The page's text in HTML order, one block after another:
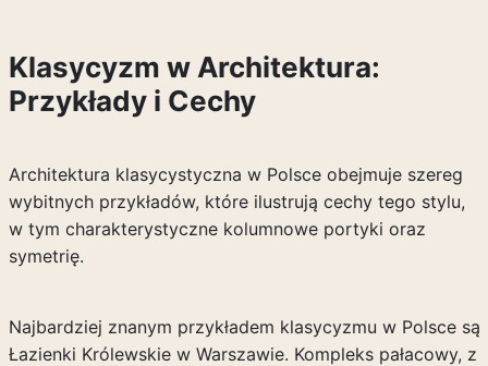
Klasycyzm w Architektura:
Przykłady i Cechy
Architektura klasycystyczna w Polsce obejmuje szereg
wybitnych przykładów, które ilustrują cechy tego stylu,
w tym charakterystyczne kolumnowe portyki oraz
symetrię.
Najbardziej znanym przykładem klasycyzmu w Polsce są
Łazienki Królewskie w Warszawie. Kompleks pałacowy, z